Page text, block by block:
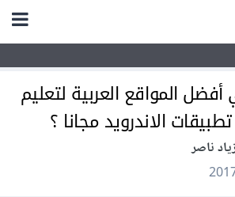
المواقع العربية لتعليم
الاندرويد مجانا ؟
ناصر